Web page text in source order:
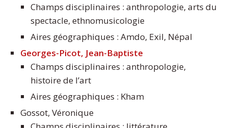
Champs disciplinaires : anthropologie, arts du
spectacle, ethnomusicologie
Aires géographiques : Amdo, Exil, Népal
Georges-Picot, Jean-Baptiste
Champs disciplinaires : anthropologie,
histoire de l’art
Aires géographiques : Kham
Gossot, Véronique